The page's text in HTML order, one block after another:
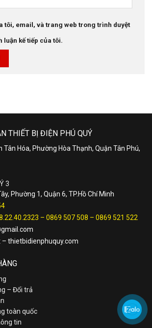
tôi, email, và trang web trong trình duyệt
luận kế tiếp của tôi.
THIẾT BỊ ĐIỆN PHÚ QUÝ
Tân Hóa, Phường Hòa Thạnh, Quận Tân Phú,
3
Phường 1, Quận 6, TP.Hồ Chí Minh
– 0869 507 508 – 0869 521 522
– thietbidienphuquy.com
– Đổi trả
toàn quốc
tin